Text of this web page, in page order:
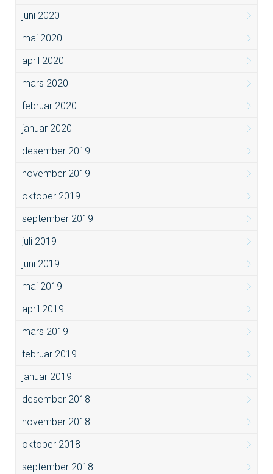
juni 2020
mai 2020
april 2020
mars 2020
februar 2020
januar 2020
desember 2019
november 2019
oktober 2019
september 2019
juli 2019
juni 2019
mai 2019
april 2019
mars 2019
februar 2019
januar 2019
desember 2018
november 2018
oktober 2018
september 2018